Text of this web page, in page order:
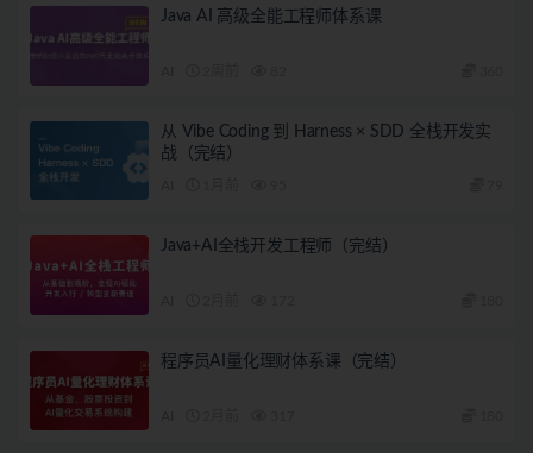
Java AI 高级全能工程师体系课
从 Vibe Coding 到 Harness × SDD 全栈开发实
战（完结）
Java+AI全栈开发工程师（完结）
程序员AI量化理财体系课（完结）